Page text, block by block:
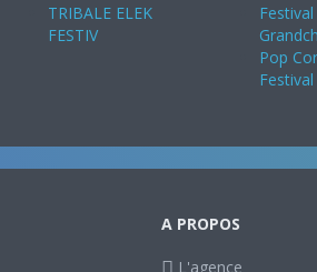
TRIBALE ELEK
FESTIV
Grandch
Pop
Festival
A PROPOS
L'agence